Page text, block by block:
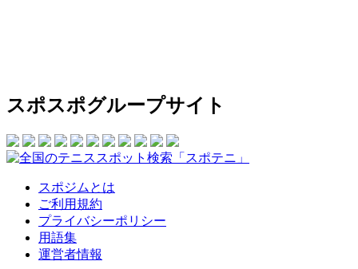
スポスポグループサイト
スポジムとは
ご利用規約
プライバシーポリシー
用語集
運営者情報